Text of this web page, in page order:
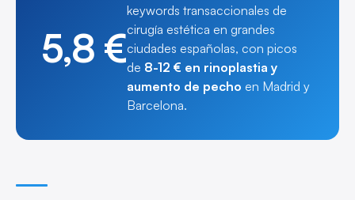
5,8 €
keywords transaccionales de
cirugía estética en grandes
ciudades españolas, con picos
de 8-12 € en rinoplastia y
aumento de pecho en Madrid y
Barcelona.